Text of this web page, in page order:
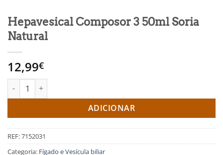
Hepavesical Composor 3 50ml Soria
Natural
12,99€
Quantidade de Hepavesical Composor 3 50ml Soria Natural
ADICIONAR
REF:7152031
Categoria: Fígado e Vesícula biliar